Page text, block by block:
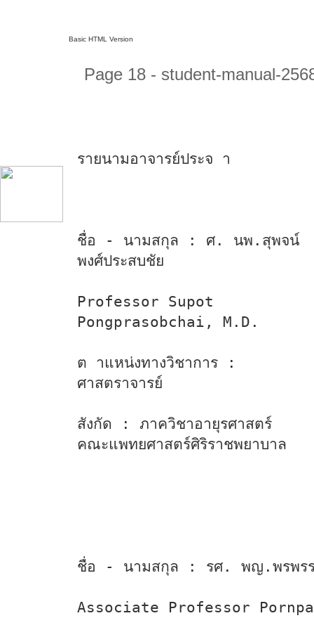
Basic HTML Version
Page 18 - student-manual-
รายนามอาจารย์ประจ า
ชื่อ - นามสกุล : ศ. นพ.สุพจน์
พงศ์ประสบชัย
Professor Supot
Pongprasobchai, M.D.
ต าแหน่งทางวิชาการ :
ศาสตราจารย์
สังกัด : ภาควิชาอายุรศาสตร์
คณะแพทยศาสตร์ศิริราชพยาบาล
ชื่อ - นามสกุล : รศ. พญ.พรพร
Associate Professor